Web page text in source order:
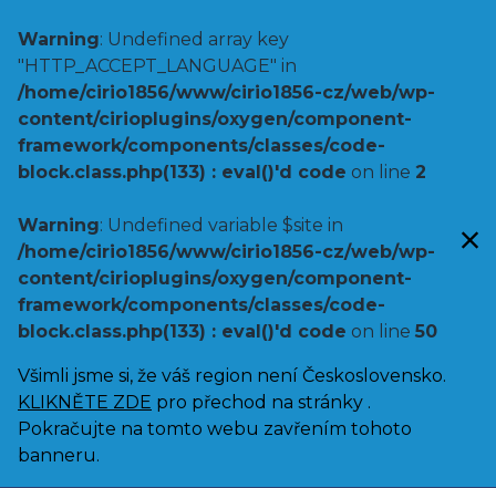
Warning: Undefined array key
"HTTP_ACCEPT_LANGUAGE" in
/home/cirio1856/www/cirio1856-cz/web/wp-
content/cirioplugins/oxygen/component-
framework/components/classes/code-
block.class.php(133) : eval()'d code on line 2
Warning: Undefined variable $site in
/home/cirio1856/www/cirio1856-cz/web/wp-
content/cirioplugins/oxygen/component-
framework/components/classes/code-
block.class.php(133) : eval()'d code on line 50
Všimli jsme si, že váš region není Československo.
KLIKNĚTE ZDE pro přechod na stránky .
Pokračujte na tomto webu zavřením tohoto
banneru.